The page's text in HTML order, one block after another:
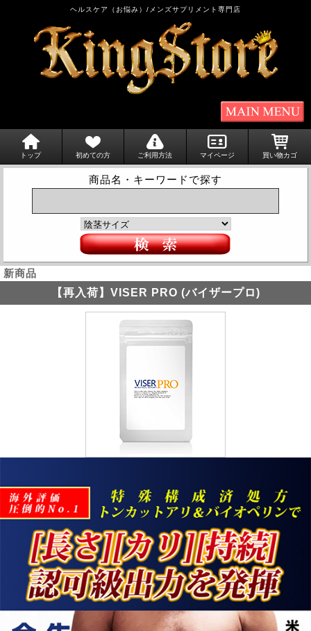
ヘルスケア（お悩み）/メンズサプリメント専門店
トップ 初めての方 ご利用方法 マイページ 買い物カゴ
商品名・キーワードで探す
新商品
【再入荷】VISER PRO (バイザープロ)